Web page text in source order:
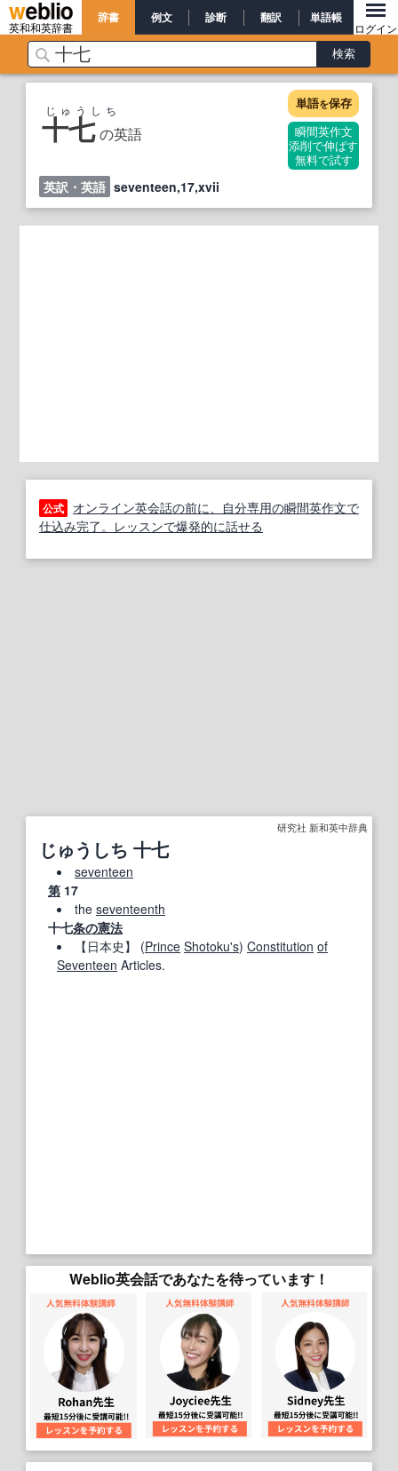
英和和英辞書
辞書 例文 診断 翻訳 単語帳
ログイン
十七 の英語
じゅうしち 単語を保存
瞬間英作文
添削で伸ばす
無料で試す
英訳・英語 seventeen,17,xvii
公式
オンライン英会話の前に、自分専用の瞬間英作文で
仕込み完了。レッスンで爆発的に話せる
研究社 新和英中辞典
じゅうしち 十七
seventeen
第 17
the seventeenth
十七条の憲法
【 日本史 】 (Prince Shotoku's) Constitution of
Seventeen Articles.
Weblio英会話であなたを待っています！